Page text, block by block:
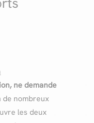
ne demande
de nombreux
les deux